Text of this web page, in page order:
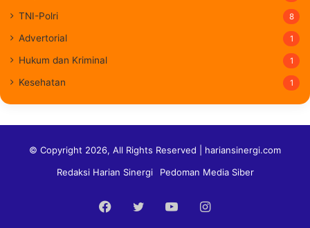
TNI-Polri 8
Advertorial 1
Hukum dan Kriminal 1
Kesehatan 1
© Copyright 2026, All Rights Reserved | hariansinergi.com
Redaksi Harian Sinergi
Pedoman Media Siber
Facebook
TwitterYouTubeInstagram